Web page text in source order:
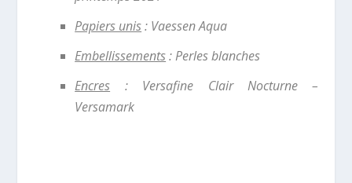
Papiers unis: Vaessen Aqua
Embellissements: Perles blanches
Encres : Versafine Clair Nocturne –
Versamark